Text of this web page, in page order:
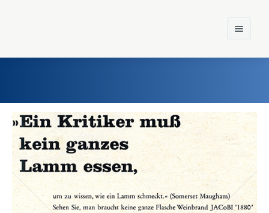
Home
Einst und Heute
Marken
Konzerne